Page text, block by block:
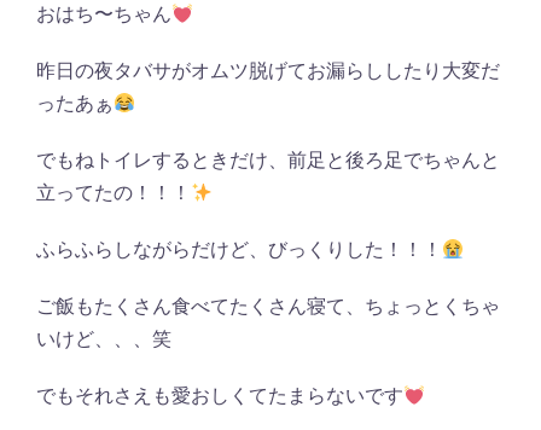
おはち〜ちゃん
昨日の夜タバサがオムツ脱げてお漏らししたり大変だ
ったあぁ
でもねトイレするときだけ、前足と後ろ足でちゃんと
立ってたの！！！
ふらふらしながらだけど、びっくりした！！！
ご飯もたくさん食べてたくさん寝て、ちょっとくちゃ
いけど、、、笑
でもそれさえも愛おしくてたまらないです